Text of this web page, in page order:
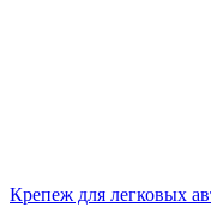
Крепеж для легковых